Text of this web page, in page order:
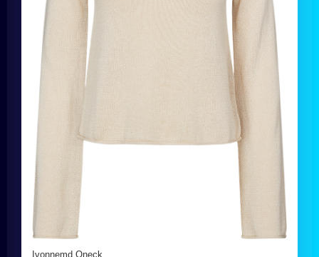
Ivonnemd Oneck